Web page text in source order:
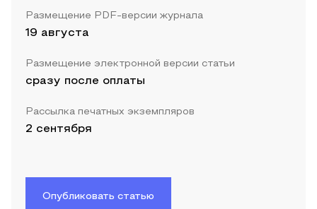
Размещение PDF-версии журнала
19 августа
Размещение электронной версии статьи
сразу после оплаты
Рассылка печатных экземпляров
2 сентября
Опубликовать статью